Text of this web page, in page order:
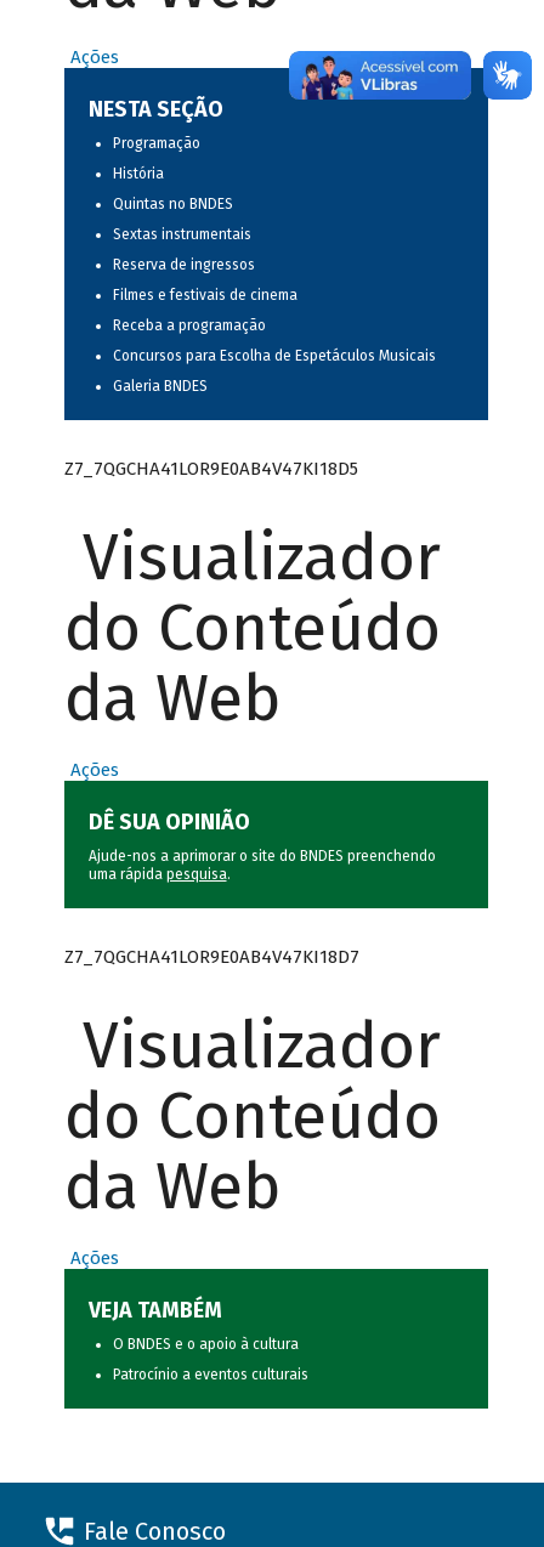
Ações
NESTA SEÇÃO
Programação
História
Quintas no BNDES
Sextas instrumentais
Reserva de ingressos
Filmes e festivais de cinema
Receba a programação
Concursos para Escolha de Espetáculos Musicais
Galeria BNDES
Z7_7QGCHA41LOR9E0AB4V47KI18D5
Visualizador
do Conteúdo
da Web
Ações
DÊ SUA OPINIÃO
Ajude-nos a aprimorar o site do BNDES preenchendo
uma rápida pesquisa.
Z7_7QGCHA41LOR9E0AB4V47KI18D7
Visualizador
do Conteúdo
da Web
Ações
VEJA TAMBÉM
O BNDES e o apoio à cultura
Patrocínio a eventos culturais
Fale Conosco